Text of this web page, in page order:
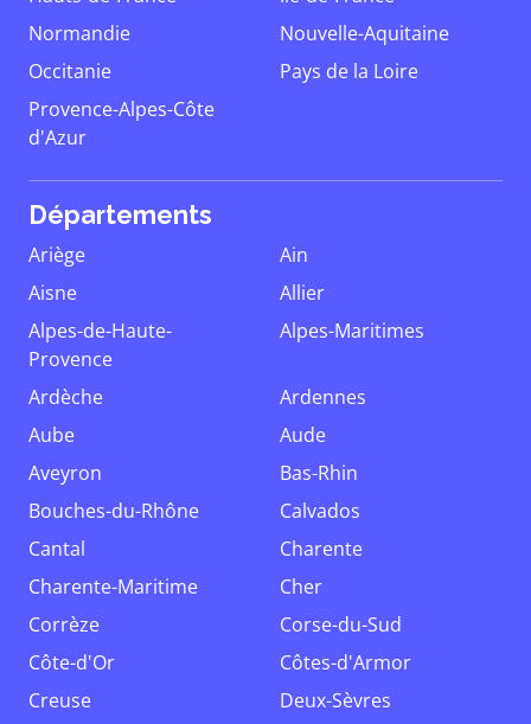
Normandie
Nouvelle-Aquitaine
Occitanie
Pays de la Loire
Provence-Alpes-Côte
d'Azur
Départements
Ariège
Ain
Aisne
Allier
Alpes-de-Haute-
Provence
Alpes-Maritimes
Ardèche
Ardennes
Aube
Aude
Aveyron
Bas-Rhin
Bouches-du-Rhône
Calvados
Cantal
Charente
Charente-Maritime
Cher
Corrèze
Corse-du-Sud
Côte-d'Or
Côtes-d'Armor
Creuse
Deux-Sèvres